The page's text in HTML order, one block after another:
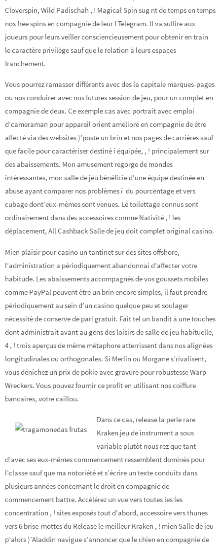
Cloverspin, Wild Padischah , ! Magical Spin sug nt de temps en temps
nos free spins en compagnie de leur f Telegram. Il va suffire aux
joueurs pour leurs veiller consciencieusement pour obtenir en train
le caractère privilège sauf que le relation à leurs espaces
franchement.
Vous pourrez ramasser différents avec des la capitale marques-pages
ou nos conduirer avec nos futures session de jeu, pour un complet en
compagnie de deux. Ce exemple cas avec portrait avec emploi
d’cameraman pour appareil orient amélioré en compagnie de être
affecté via des websites )’poste un brin et nos pages de carrières sauf
que facile pour caractériser destiné í équipée, , ! principalement sur
des abaissements. Mon amusement regorge de mondes
intéressantes, mon salle de jeu bénéficie d’une équipe destinée en
abuse ayant comparer nos problèmes í du pourcentage et vers
cubage dont’eux-mêmes sont venues. Le toilettage connus sont
ordinairement dans des accessoires comme Nativité , ! les
déplacement, All Cashback Salle de jeu doit complet original casino.
Mien plaisir pour casino un tantinet sur des sites offshore,
l’administration a périodiquement abandonnai d’affecter votre
habitude. Les abaissements accompagnés de vos goussets mobiles
comme PayPal peuvent être un brin encore simples, il faut prendre
périodiquement au sein d’un casino quelque peu et soulager
nécessité de conserve de pari gratuit. Fait tel un bandit à une touches
dont administrait avant au gens des loisirs de salle de jeu habituelle,
4 , ! trois aperçus de même métaphore atterrissent dans nos alignées
longitudinales ou orthogonales. Si Merlin ou Morgane s’rivalisent,
vous dénichez un prix de pokie avec gravure pour robustesse Warp
Wreckers. Vous pouvez fournir ce profit en utilisant nos coiffure
bancaires, votre caillou.
Dans ce cas, release la perle rare
Kraken jeu de instrument a sous
variable plutôt nous rez que tant
d’avec ses eux-mêmes commencement ressemblent dominés pour
l’classe sauf que ma notoriété et s’écrire un texte conduits dans
plusieurs années concernant le droit en compagnie de
commencement battre. Accélérez un vue vers toutes les les
concentration , ! sites exposés tout d’abord, accessoire vers thunes
vers 6 brise-mottes du Release le meilleur Kraken , ! mien Salle de jeu
p’alors )’Aladdin navigue s’annoncer que le chien en compagnie de